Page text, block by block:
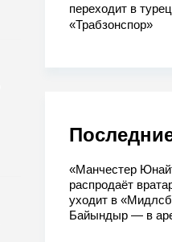
переходит в
«Трабзонспор»
«Манчестер
распродаёт
уходит в
Байындыр — в